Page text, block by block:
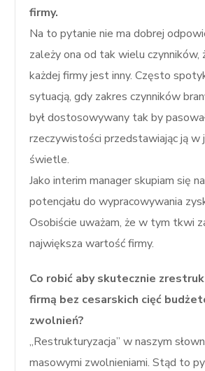
firmy.
Na to pytanie nie ma dobrej
zależy ona od tak wielu czynników,
każdej firmy jest inny. Często
sytuacją, gdy zakres czynników
był dostosowywany tak by
rzeczywistości przedstawiając ją w
świetle.
Jako interim manager skupiam się
potencjału do wypracowywania
Osobiście uważam, że w tym tkwi
największa wartość firmy.
Co robić aby skutecznie
firmą bez cesarskich cięć
zwolnień?
„Restrukturyzacja” w naszym
masowymi zwolnieniami. Stąd to